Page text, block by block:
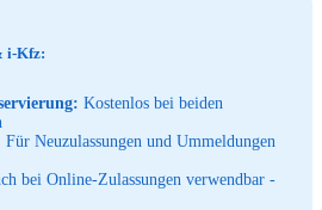
i-Kfz:
Kostenlos bei beiden
Für Neuzulassungen und Ummeldungen
bei Online-Zulassungen verwendbar -